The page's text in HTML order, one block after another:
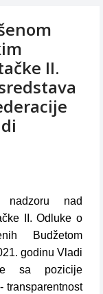
II.
nadzoru nad
II. Odluke o
Budžetom
godinu Vladi
sa pozicije
transparentnost